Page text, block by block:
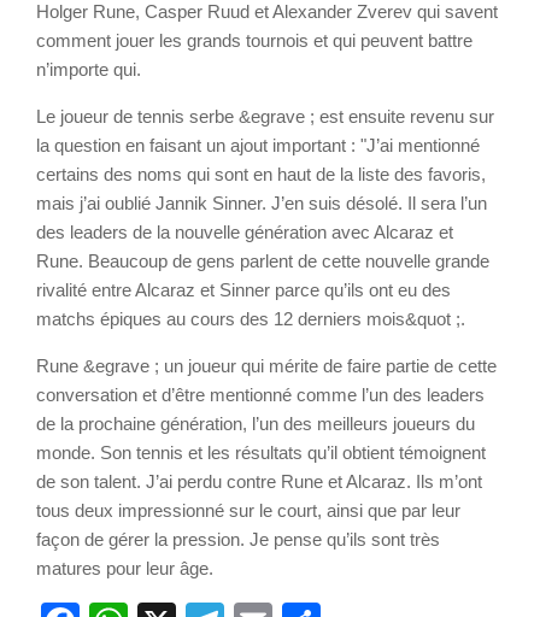
Holger Rune, Casper Ruud et Alexander Zverev qui savent
comment jouer les grands tournois et qui peuvent battre
n’importe qui.
Le joueur de tennis serbe &egrave ; est ensuite revenu sur
la question en faisant un ajout important : "J’ai mentionné
certains des noms qui sont en haut de la liste des favoris,
mais j’ai oublié Jannik Sinner. J’en suis désolé. Il sera l’un
des leaders de la nouvelle génération avec Alcaraz et
Rune. Beaucoup de gens parlent de cette nouvelle grande
rivalité entre Alcaraz et Sinner parce qu’ils ont eu des
matchs épiques au cours des 12 derniers mois&quot ;.
Rune &egrave ; un joueur qui mérite de faire partie de cette
conversation et d’être mentionné comme l’un des leaders
de la prochaine génération, l’un des meilleurs joueurs du
monde. Son tennis et les résultats qu’il obtient témoignent
de son talent. J’ai perdu contre Rune et Alcaraz. Ils m’ont
tous deux impressionné sur le court, ainsi que par leur
façon de gérer la pression. Je pense qu’ils sont très
matures pour leur âge.